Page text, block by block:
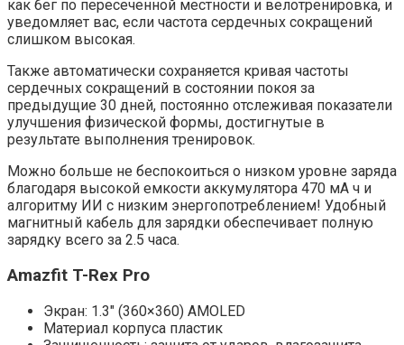
как бег по пересеченной местности и велотренировка, и
уведомляет вас, если частота сердечных сокращений
слишком высокая.
Также автоматически сохраняется кривая частоты
сердечных сокращений в состоянии покоя за
предыдущие 30 дней, постоянно отслеживая показатели
улучшения физической формы, достигнутые в
результате выполнения тренировок.
Можно больше не беспокоиться о низком уровне заряда
благодаря высокой емкости аккумулятора 470 мА ч и
алгоритму ИИ с низким энергопотреблением! Удобный
магнитный кабель для зарядки обеспечивает полную
зарядку всего за 2.5 часа.
Amazfit T-Rex Pro
Экран: 1.3″ (360×360) AMOLED
Материал корпуса пластик